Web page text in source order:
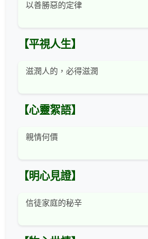
以善勝惡的定律
【平視人生】
滋潤人的，必得滋潤
【心靈絮語】
親情何價
【明心見證】
信徒家庭的秘辛